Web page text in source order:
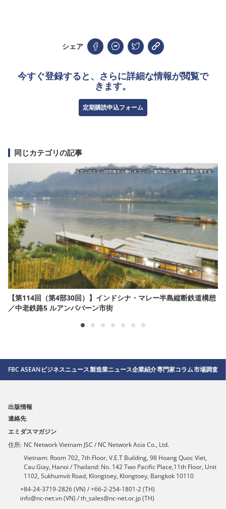
シェア
今すぐ登録すると、さらに詳細な情報が閲覧で
きます。
定期購読申込フォーム
同じカテゴリの記事
【第114回（第4部30回）】インドシナ・マレー半島縦断鉄道構想
／中老鉄路5 ルアンパバーン市街
FBC ASEANビジネスニュース製造業ニュース企業紹介専門家コラム市場調査
出版情報
連絡先
エミダスマガジン
住所: NC Network Vietnam JSC / NC Network Asia Co., Ltd.
Vietnam: Room 702, 7th Floor, V.E.T Building, 98 Hoang Quoc Viet,
Cau Giay, Hanoi / Thailand: No. 142 Two Pacific Place,11th Floor, Unit
1102, Sukhumvit Road, Klongtoey, Klongtoey, Bangkok 10110
+84-24-3719-2826 (VN) / +66-2-254-1801-2 (TH)
info@nc-net.vn (VN) / th_sales@nc-net.or.jp (TH)